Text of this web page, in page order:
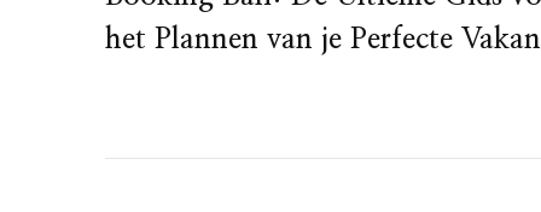
het Plannen van je Perfecte